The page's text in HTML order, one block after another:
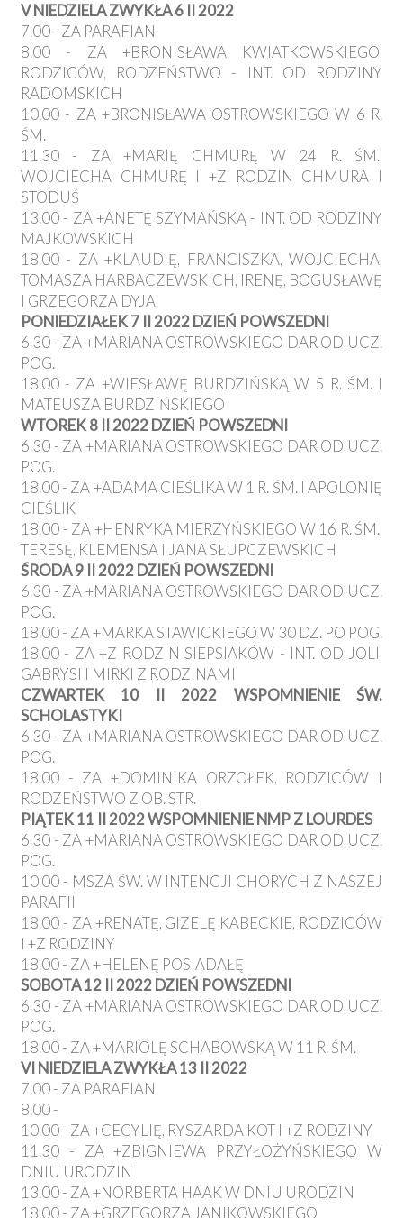
V NIEDZIELA ZWYKŁA 6 II 2022
7.00 - ZA PARAFIAN
8.00 - ZA +BRONISŁAWA KWIATKOWSKIEGO,
RODZICÓW, RODZEŃSTWO - INT. OD RODZINY
RADOMSKICH
10.00 - ZA +BRONISŁAWA OSTROWSKIEGO W 6 R.
ŚM.
11.30 - ZA +MARIĘ CHMURĘ W 24 R. ŚM.,
WOJCIECHA CHMURĘ I +Z RODZIN CHMURA I
STODUŚ
13.00 - ZA +ANETĘ SZYMAŃSKĄ - INT. OD RODZINY
MAJKOWSKICH
18.00 - ZA +KLAUDIĘ, FRANCISZKA, WOJCIECHA,
TOMASZA HARBACZEWSKICH, IRENĘ, BOGUSŁAWĘ
I GRZEGORZA DYJA
PONIEDZIAŁEK 7 II 2022 DZIEŃ POWSZEDNI
6.30 - ZA +MARIANA OSTROWSKIEGO DAR OD UCZ.
POG.
18.00 - ZA +WIESŁAWĘ BURDZIŃSKĄ W 5 R. ŚM. I
MATEUSZA BURDZIŃSKIEGO
WTOREK 8 II 2022 DZIEŃ POWSZEDNI
6.30 - ZA +MARIANA OSTROWSKIEGO DAR OD UCZ.
POG.
18.00 - ZA +ADAMA CIEŚLIKA W 1 R. ŚM. I APOLONIĘ
CIEŚLIK
18.00 - ZA +HENRYKA MIERZYŃSKIEGO W 16 R. ŚM.,
TERESĘ, KLEMENSA I JANA SŁUPCZEWSKICH
ŚRODA 9 II 2022 DZIEŃ POWSZEDNI
6.30 - ZA +MARIANA OSTROWSKIEGO DAR OD UCZ.
POG.
18.00 - ZA +MARKA STAWICKIEGO W 30 DZ. PO POG.
18.00 - ZA +Z RODZIN SIEPSIAKÓW - INT. OD JOLI,
GABRYSI I MIRKI Z RODZINAMI
CZWARTEK 10 II 2022 WSPOMNIENIE ŚW.
SCHOLASTYKI
6.30 - ZA +MARIANA OSTROWSKIEGO DAR OD UCZ.
POG.
18.00 - ZA +DOMINIKA ORZOŁEK, RODZICÓW I
RODZEŃSTWO Z OB. STR.
PIĄTEK 11 II 2022 WSPOMNIENIE NMP Z LOURDES
6.30 - ZA +MARIANA OSTROWSKIEGO DAR OD UCZ.
POG.
10.00 - MSZA ŚW. W INTENCJI CHORYCH Z NASZEJ
PARAFII
18.00 - ZA +RENATĘ, GIZELĘ KABECKIE, RODZICÓW
I +Z RODZINY
18.00 - ZA +HELENĘ POSIADAŁĘ
SOBOTA 12 II 2022 DZIEŃ POWSZEDNI
6.30 - ZA +MARIANA OSTROWSKIEGO DAR OD UCZ.
POG.
18.00 - ZA +MARIOLĘ SCHABOWSKĄ W 11 R. ŚM.
VI NIEDZIELA ZWYKŁA 13 II 2022
7.00 - ZA PARAFIAN
8.00 -
10.00 - ZA +CECYLIĘ, RYSZARDA KOT I +Z RODZINY
11.30 - ZA +ZBIGNIEWA PRZYŁOŻYŃSKIEGO W
DNIU URODZIN
13.00 - ZA +NORBERTA HAAK W DNIU URODZIN
18.00 - ZA +GRZEGORZA JANIKOWSKIEGO